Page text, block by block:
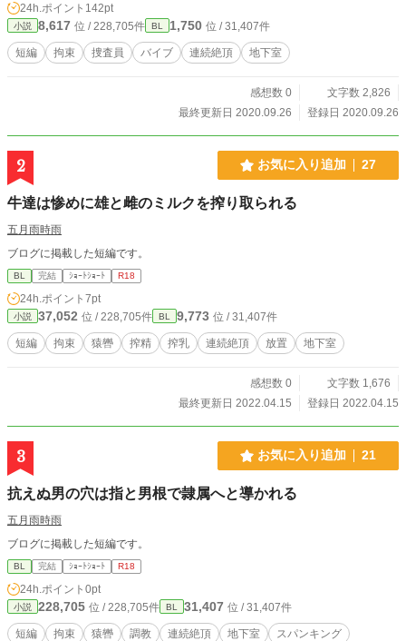
24h.ポイント 142pt
小説 8,617 位 / 228,705件 BL 1,750 位 / 31,407件
短編 拘束 捜査員 バイブ 連続絶頂 地下室
感想数 0
文字数 2,826
最終更新日 2020.09.26
登録日 2020.09.26
2 お気に入り追加 27
牛達は惨めに雄と雌のミルクを搾り取られる
五月雨時雨
ブログに掲載した短編です。
BL 完結 ｼｮｰﾄｼｮｰﾄ R18
24h.ポイント 7pt
小説 37,052 位 / 228,705件 BL 9,773 位 / 31,407件
短編 拘束 猿轡 搾精 搾乳 連続絶頂 放置 地下室
感想数 0
文字数 1,676
最終更新日 2022.04.15
登録日 2022.04.15
3 お気に入り追加 21
抗えぬ男の穴は指と男根で隷属へと導かれる
五月雨時雨
ブログに掲載した短編です。
BL 完結 ｼｮｰﾄｼｮｰﾄ R18
24h.ポイント 0pt
小説 228,705 位 / 228,705件 BL 31,407 位 / 31,407件
短編 拘束 猿轡 調教 連続絶頂 地下室 スパンキング